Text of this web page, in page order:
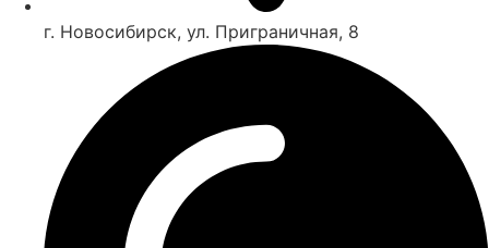
г. Новосибирск, ул. Приграничная, 8